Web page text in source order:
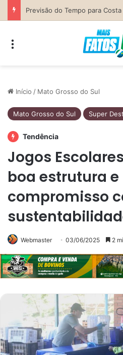
Previsão do Tempo para
Início / Mato Grosso do Sul
Mato Grosso do Sul Super
Tendência
Jogos
boa estrutura e
compromisso
Webmaster 03/06/2025 2